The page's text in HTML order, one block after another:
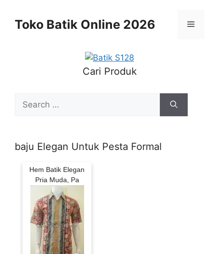
contentToko Batik Online 2026 Menu
Cari Produk
for:
baju Elegan Untuk Pesta Formal
Hem Batik Elegan
Pria Muda, Pa